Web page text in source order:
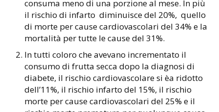
consuma meno di una porzione al mese. In più
il rischio di infarto diminuisce del 20%, quello
di morte per cause cardiovascolari del 34% e la
mortalità per tutte le cause del 31%.
In tutti coloro che avevano incrementato il
consumo di frutta secca dopo la diagnosi di
diabete, il rischio cardiovascolare si èa ridotto
dell’11%, il rischio infarto del 15%, il rischio
morte per cause cardiovascolari del 25% e il